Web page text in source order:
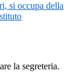
si occupa della
la segreteria.